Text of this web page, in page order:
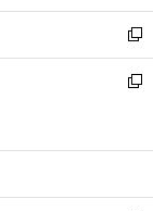
開
く
ウ
で
開
く
ン
ド
ウ
で
ウ
ィ
ン
ド
開
新
し
い
ン
ウ
新
ウ
ン